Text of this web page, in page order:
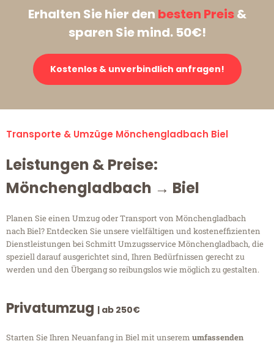
Erhalten Sie hier den besten Preis&
sparen Sie mind. 50€!
Kostenlos & unverbindlich anfragen!
Transporte & Umzüge Mönchengladbach Biel
Leistungen & Preise:
Mönchengladbach → Biel
Planen Sie einen Umzug oder Transport von Mönchengladbach
nach Biel? Entdecken Sie unsere vielfältigen und kosteneffizienten
Dienstleistungen bei Schmitt Umzugsservice Mönchengladbach, die
speziell darauf ausgerichtet sind, Ihren Bedürfnissen gerecht zu
werden und den Übergang so reibungslos wie möglich zu gestalten.
Privatumzug | ab 250€
Starten Sie Ihren Neuanfang in Biel mit unserem umfassenden